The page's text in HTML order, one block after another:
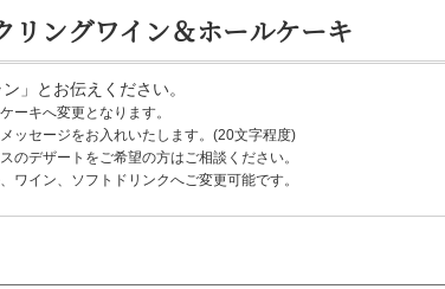
リングワイン＆ホールケーキ
」とお伝えください。
ーキへ変更となります。
ッセージをお入れいたします。(20文字程度)
のデザートをご希望の方はご相談ください。
ワイン、ソフトドリンクへご変更可能です。